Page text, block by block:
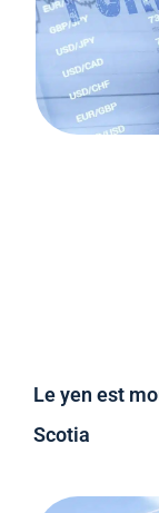
Le yen est
Scotia